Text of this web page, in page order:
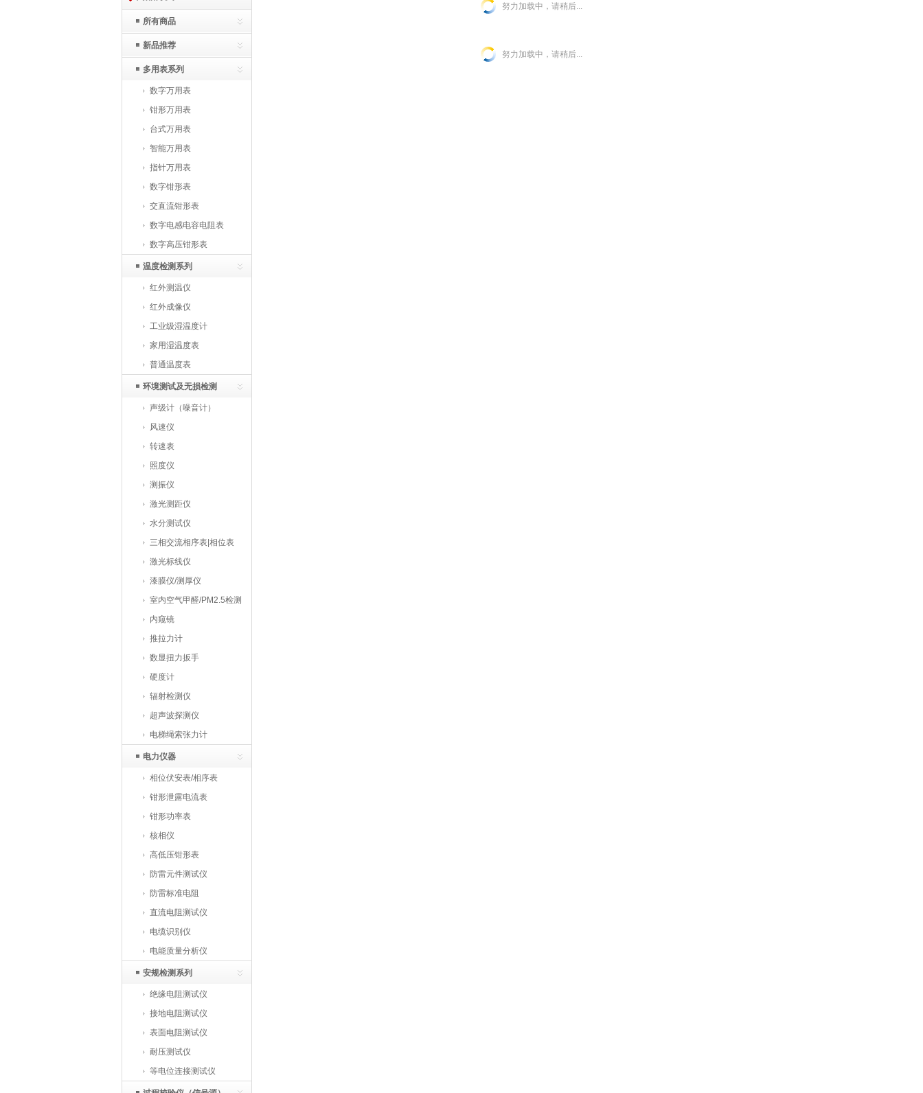
所有商品
新品推荐
多用表系列
数字万用表
钳形万用表
台式万用表
智能万用表
指针万用表
数字钳形表
交直流钳形表
数字电感电容电阻表
数字高压钳形表
温度检测系列
红外测温仪
红外成像仪
工业级湿温度计
家用湿温度表
普通温度表
环境测试及无损检测
声级计（噪音计）
风速仪
转速表
照度仪
测振仪
激光测距仪
水分测试仪
三相交流相序表|相位表
激光标线仪
漆膜仪/测厚仪
室内空气甲醛/PM2.5检测
仪
内窥镜
推拉力计
数显扭力扳手
硬度计
辐射检测仪
超声波探测仪
电梯绳索张力计
电力仪器
相位伏安表/相序表
钳形泄露电流表
钳形功率表
核相仪
高低压钳形表
防雷元件测试仪
防雷标准电阻
直流电阻测试仪
电缆识别仪
电能质量分析仪
安规检测系列
绝缘电阻测试仪
接地电阻测试仪
表面电阻测试仪
耐压测试仪
等电位连接测试仪
努力加载中，请稍后...
努力加载中，请稍后...